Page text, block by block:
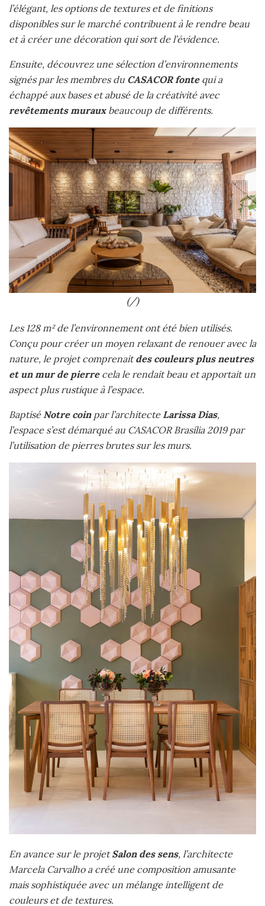
l’élégant, les options de textures et de finitions
disponibles sur le marché contribuent à le rendre beau
et à créer une décoration qui sort de l’évidence.
Ensuite, découvrez une sélection d’environnements
signés par les membres du CASACOR fontequi a
échappé aux bases et abusé de la créativité avec
revêtements murauxbeaucoup de différents.
(/)
Les 128 m² de l’environnement ont été bien utilisés.
Conçu pour créer un moyen relaxant de renouer avec la
nature, le projet comprenaitdes couleurs plus neutres
et un mur de pierrecela le rendait beau et apportait un
aspect plus rustique à l’espace.
Baptisé Notre coinpar l’architecte Larissa Dias,
l’espace s’est démarqué au CASACOR Brasília 2019 par
l’utilisation de pierres brutes sur les murs.
En avance sur le projetSalon des sens, l’architecte
Marcela Carvalho a créé une composition amusante
mais sophistiquée avec un mélange intelligent de
couleurs et de textures.